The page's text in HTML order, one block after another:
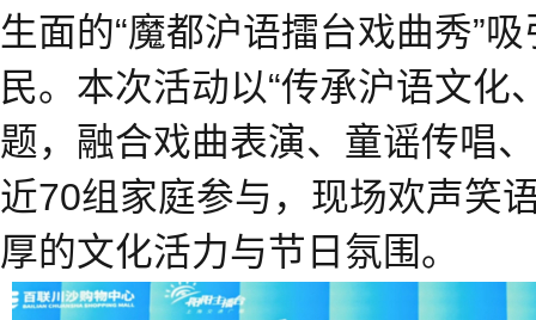
生面的“魔都沪语擂台戏曲秀”
民。本次活动以“传承沪语文化
题，融合戏曲表演、童谣传唱
近70组家庭参与，现场欢声笑
厚的文化活力与节日氛围。